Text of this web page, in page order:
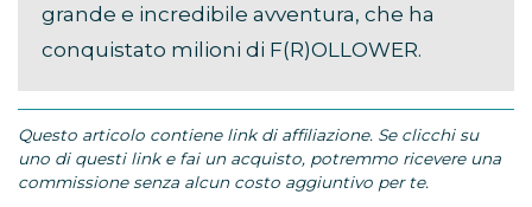
grande e incredibile avventura, che ha
conquistato milioni di F(R)OLLOWER.
Questo articolo contiene link di affiliazione. Se clicchi su
uno di questi link e fai un acquisto, potremmo ricevere una
commissione senza alcun costo aggiuntivo per te.